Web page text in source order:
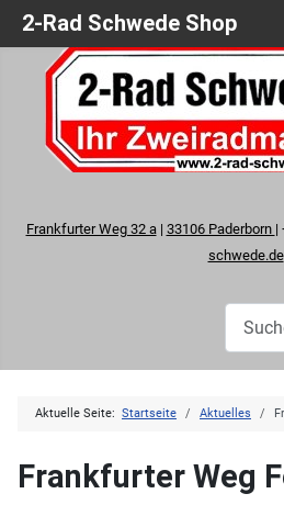
Frankfurter Weg 32 a| 33106 Paderborn |
schwede.de
Aktuelle Seite: Startseite Aktuelles
Frankfurter Weg
2-Rad Schwede Shop